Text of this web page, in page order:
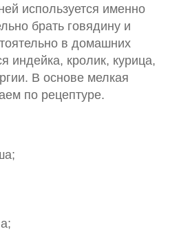
используется именно
брать говядину и
в домашних
индейка, кролик, курица,
В основе мелкая
по рецептуре.